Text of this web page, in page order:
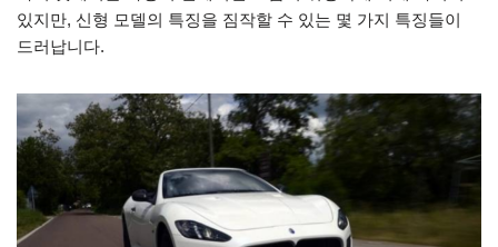
있지만, 신형 모델의 특징을 짐작할 수 있는 몇 가지 특징들이
드러납니다.